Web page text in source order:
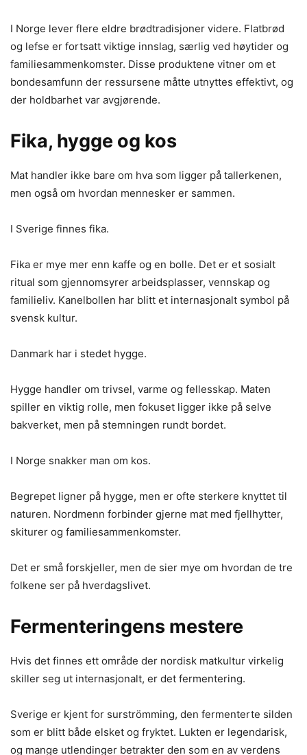
I Norge lever flere eldre brødtradisjoner videre. Flatbrød
og lefse er fortsatt viktige innslag, særlig ved høytider og
familiesammenkomster. Disse produktene vitner om et
bondesamfunn der ressursene måtte utnyttes effektivt, og
der holdbarhet var avgjørende.
Fika, hygge og kos
Mat handler ikke bare om hva som ligger på tallerkenen,
men også om hvordan mennesker er sammen.
I Sverige finnes fika.
Fika er mye mer enn kaffe og en bolle. Det er et sosialt
ritual som gjennomsyrer arbeidsplasser, vennskap og
familieliv. Kanelbollen har blitt et internasjonalt symbol på
svensk kultur.
Danmark har i stedet hygge.
Hygge handler om trivsel, varme og fellesskap. Maten
spiller en viktig rolle, men fokuset ligger ikke på selve
bakverket, men på stemningen rundt bordet.
I Norge snakker man om kos.
Begrepet ligner på hygge, men er ofte sterkere knyttet til
naturen. Nordmenn forbinder gjerne mat med fjellhytter,
skiturer og familiesammenkomster.
Det er små forskjeller, men de sier mye om hvordan de tre
folkene ser på hverdagslivet.
Fermenteringens mestere
Hvis det finnes ett område der nordisk matkultur virkelig
skiller seg ut internasjonalt, er det fermentering.
Sverige er kjent for surströmming, den fermenterte silden
som er blitt både elsket og fryktet. Lukten er legendarisk,
og mange utlendinger betrakter den som en av verdens